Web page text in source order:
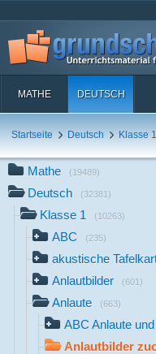
MATHE DEUTSCH
Startseite Deutsch Klasse 1
Mathe (19489)
Deutsch (32381)
Klasse 1 (10263)
ABC (235)
akustische
Anlautbilder (601)
Anlaute (663)
ABC Anlaute
Anlautbilder